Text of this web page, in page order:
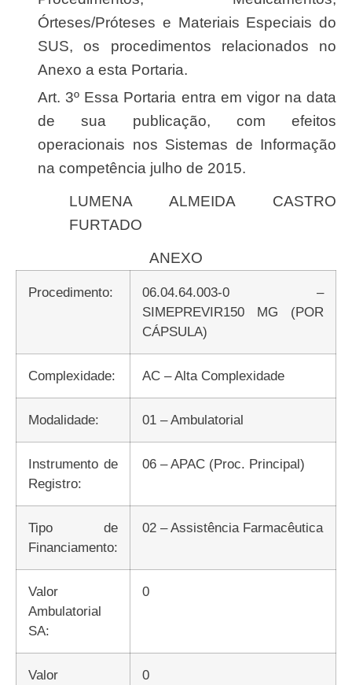
Órteses/Próteses e Materiais Especiais do
SUS, os procedimentos relacionados no
Anexo a esta Portaria.
Art. 3º Essa Portaria entra em vigor na data
de sua publicação, com efeitos
operacionais nos Sistemas de Informação
na competência julho de 2015.
LUMENA ALMEIDA CASTRO
FURTADO
ANEXO
Procedimento:
06.04.64.003-0 –
SIMEPREVIR150 MG (POR
CÁPSULA)
Complexidade: AC – Alta Complexidade
Modalidade: 01 – Ambulatorial
Instrumento de
Registro:
06 – APAC (Proc. Principal)
Tipo de
Financiamento:
02 – Assistência Farmacêutica
Valor
Ambulatorial
SA:
0
Valor
0